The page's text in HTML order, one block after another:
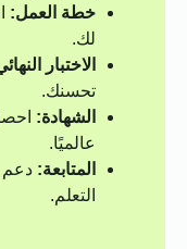
خطة العمل:
لك.
الاختبار
تحسنك.
الشهادة:
عالميًا.
المتابعة: دعم
التعلم.